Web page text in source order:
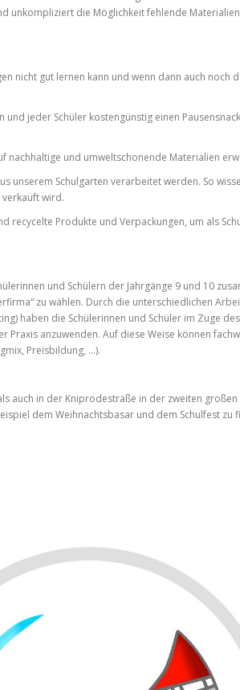
unkompliziert die Möglichkeit fehlende
nicht gut lernen kann und wenn dann auch noch
und jeder Schüler kostengünstig einen
nachhaltige und umweltschonende Materialien
unserem Schulgarten verarbeitet werden. So
wird.
recycelte Produkte und Verpackungen, um als
und Schülern der Jahrgänge 9 und 10
zu wählen. Durch die unterschiedlichen
haben die Schülerinnen und Schüler im Zuge
Praxis anzuwenden. Auf diese Weise können
Preisbildung, …).
auch in der Kniprodestraße in der zweiten großen
dem Weihnachtsbasar und dem Schulfest zu